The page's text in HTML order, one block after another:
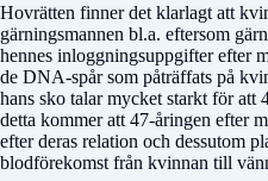
Hovrätten finner det klarlagt att
gärningsmannen bl.a. eftersom
hennes inloggnings­uppgifter efter
de DNA-spår som påträffats på
hans sko talar mycket starkt för att
detta kommer att 47-åringen efter
efter deras relation och dessutom
blodföre­komst från kvinnan till